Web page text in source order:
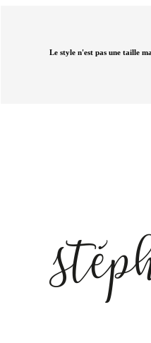
Le style n'est pas une taille